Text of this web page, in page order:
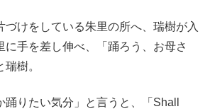
づけをしている朱里の所へ、瑞樹が入
に手を差し伸べ、「踊ろう、お母さ
樹。
りたい気分」と言うと、「Shall